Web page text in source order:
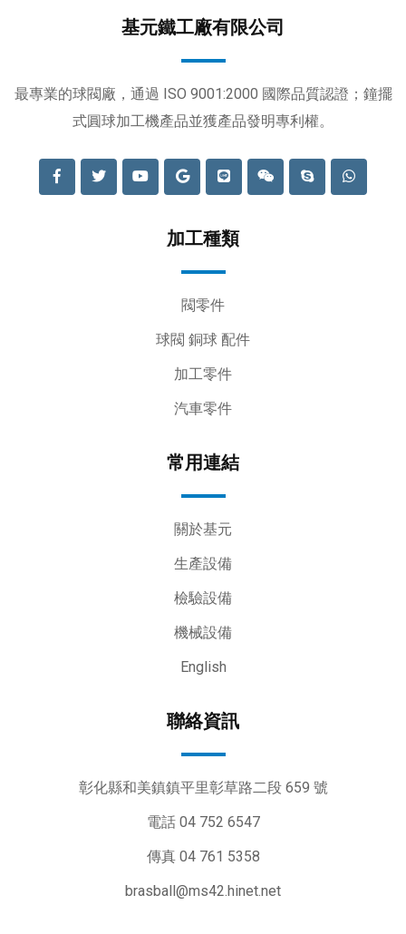
基元鐵工廠有限公司
最專業的球閥廠，通過 ISO 9001:2000 國際品質認證；鐘擺
式圓球加工機產品並獲產品發明專利權。
加工種類
閥零件
球閥 銅球 配件
加工零件
汽車零件
常用連結
關於基元
生產設備
檢驗設備
機械設備
English
聯絡資訊
彰化縣和美鎮鎮平里彰草路二段 659 號
電話 04 752 6547
傳真 04 761 5358
brasball@ms42.hinet.net